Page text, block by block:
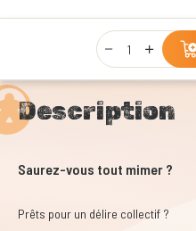
Qty
Description
Saurez-vous tout mimer ?
Prêts pour un délire collectif ?